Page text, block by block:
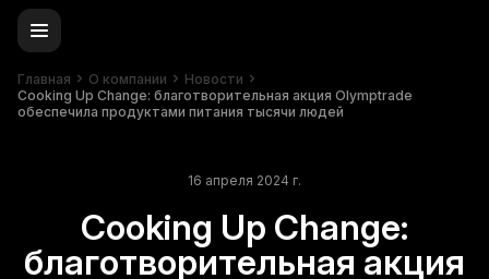
Главная О компании
Новости
Cooking Up Change: благотворительная акция Olymptrade
обеспечила продуктами питания тысячи людей
16 апреля 2024 г.
Cooking Up Change:
благотворительная акция